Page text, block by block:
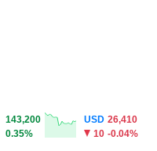
143,200
0.35%
USD 26,410
10 -0.04%